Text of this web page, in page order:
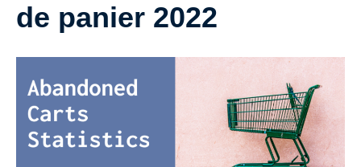
de panier 2022